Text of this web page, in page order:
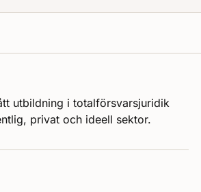
utbildning i totalförsvarsjuridik
privat och ideell sektor.